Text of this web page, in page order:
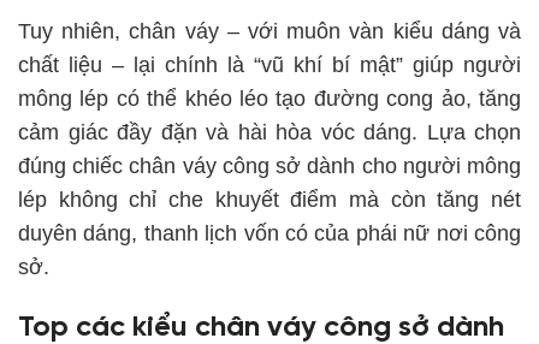
Tuy nhiên, chân váy – với muôn vàn kiểu dáng và
chất liệu – lại chính là “vũ khí bí mật” giúp người
mông lép có thể khéo léo tạo đường cong ảo, tăng
cảm giác đầy đặn và hài hòa vóc dáng. Lựa chọn
đúng chiếc chân váy công sở dành cho người mông
lép không chỉ che khuyết điểm mà còn tăng nét
duyên dáng, thanh lịch vốn có của phái nữ nơi công
sở.
Top các kiểu chân váy công sở dành